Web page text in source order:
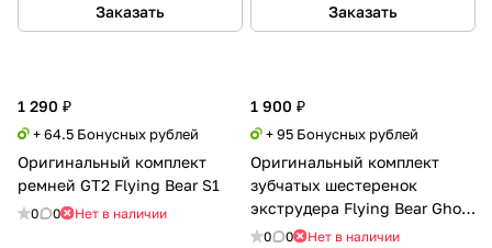
Заказать Заказать
1 290 ₽
+ 64.5 Бонусных рублей
Оригинальный комплект
ремней GT2 Flying Bear S1
0 0 Нет в наличии
1 900 ₽
+ 95 Бонусных рублей
Оригинальный комплект
зубчатых шестеренок
экструдера Flying Bear Ghost
6/ Reborn 2/ Aone 2
0 0 Нет в наличии